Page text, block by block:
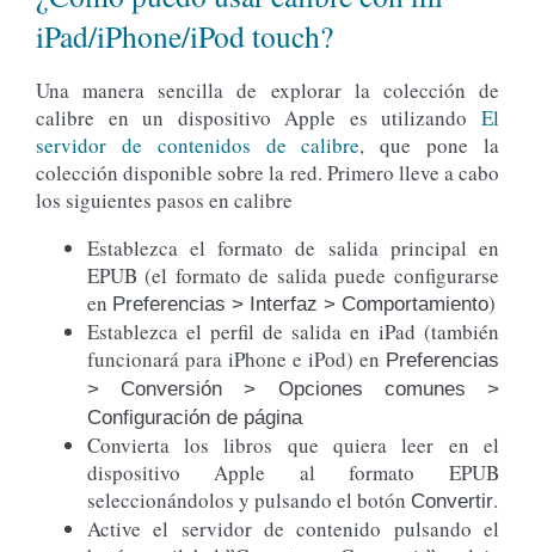
iPad/iPhone/iPod touch?
Una manera sencilla de explorar la colección de
calibre en un dispositivo Apple es utilizando El
servidor de contenidos de calibre, que pone la
colección disponible sobre la red. Primero lleve a cabo
los siguientes pasos en calibre
Establezca el formato de salida principal en
EPUB (el formato de salida puede configurarse
en Preferencias > Interfaz > Comportamiento)
Establezca el perfil de salida en iPad (también
funcionará para iPhone e iPod) en Preferencias
> Conversión > Opciones comunes >
Configuración de página
Convierta los libros que quiera leer en el
dispositivo Apple al formato EPUB
seleccionándolos y pulsando el botón Convertir.
Active el servidor de contenido pulsando el